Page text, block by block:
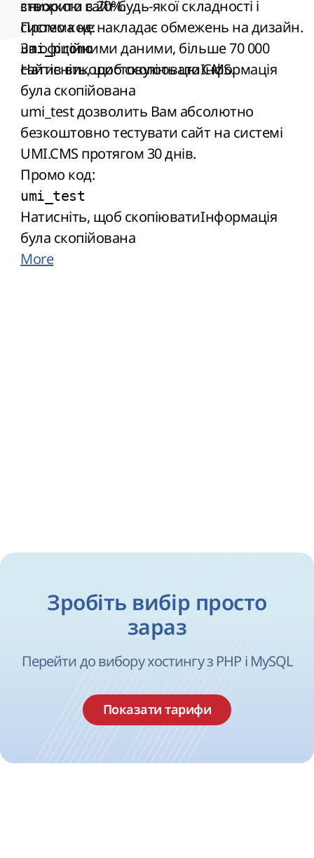
створити сайт будь-якої складності і
система не накладає обмежень на дизайн.
За офіційними даними, більше 70 000
сайтів використовують цю CMS.
знижкою в 20%.
Промо код:
umi_promo
Натисніть, щоб скопіюватиІнформація
була скопійована
umi_test дозволить Вам абсолютно
безкоштовно тестувати сайт на системі
UMI.CMS протягом 30 днів.
Промо код:
umi_test
Натисніть, щоб скопіюватиІнформація
була скопійована
More
Зробіть вибір просто
зараз
Перейти до вибору хостингу з PHP і MySQL
Показати тарифи